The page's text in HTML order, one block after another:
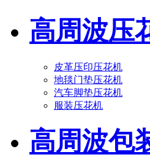
高周波压
皮革压印压花机
地毯门垫压花机
汽车脚垫压花机
服装压花机
高周波包